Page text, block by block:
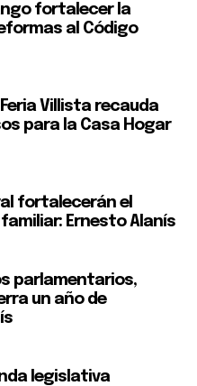
fortalecer la
al Código
Villista recauda
para la Casa Hogar
fortalecerán el
Ernesto Alanís
parlamentarios,
un año de
legislativa